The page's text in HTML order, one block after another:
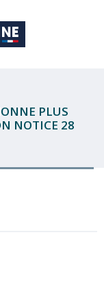
PLUS
NOTICE 28